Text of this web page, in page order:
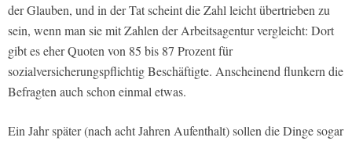
der Glauben, und in der Tat scheint die Zahl leicht übertrieben zu
sein, wenn man sie mit Zahlen der Arbeitsagentur vergleicht: Dort
gibt es eher Quoten von 85 bis 87 Prozent für
sozialversicherungspflichtig Beschäftigte. Anscheinend flunkern die
Befragten auch schon einmal etwas.
Ein Jahr später (nach acht Jahren Aufenthalt) sollen die Dinge sogar